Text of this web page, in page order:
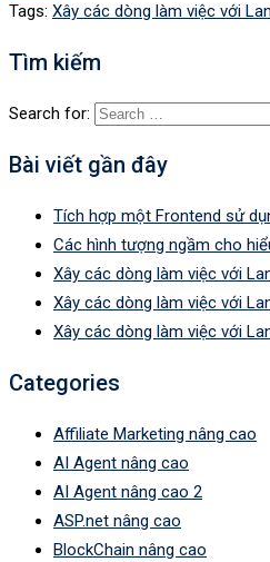
Tags: Xây các dòng làm việc với
Tìm kiếm
Search for:
Bài viết gần đây
Tích hợp một Frontend sử
Các hình tượng ngầm cho
Xây các dòng làm việc với
Xây các dòng làm việc với
Xây các dòng làm việc với
Categories
Affiliate Marketing nâng cao
AI Agent nâng cao
AI Agent nâng cao 2
ASP.net nâng cao
BlockChain nâng cao